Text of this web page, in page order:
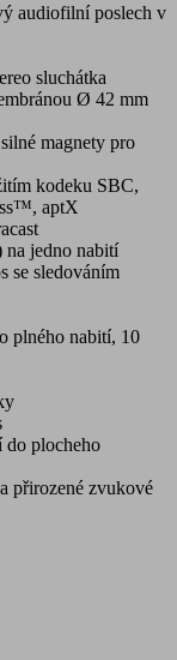
audiofilní poslech v
sluchátka
Ø 42 mm
magnety pro
kodeku SBC,
aptX
na jedno nabití
se sledováním
plného nabití, 10
do plocheho
přirozené zvukové